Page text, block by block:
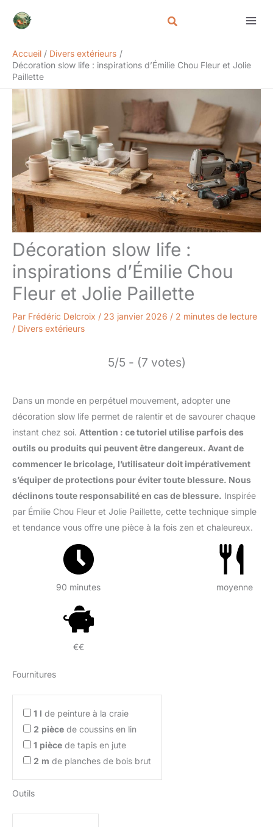
Accueil
Divers extérieurs
Décoration slow life : inspirations d’Émilie Chou Fleur et Jolie
Paillette
Décoration slow life :
inspirations d’Émilie Chou
Fleur et Jolie Paillette
Par Frédéric Delcroix / 23 janvier 2026 / 2 minutes de lecture
/ Divers extérieurs
5/5 - (7 votes)
Dans un monde en perpétuel mouvement, adopter une
décoration slow life permet de ralentir et de savourer chaque
instant chez soi. Attention : ce tutoriel utilise parfois des
outils ou produits qui peuvent être dangereux. Avant de
commencer le bricolage, l’utilisateur doit impérativement
s’équiper de protections pour éviter toute blessure. Nous
déclinons toute responsabilité en cas de blessure. Inspirée
par Émilie Chou Fleur et Jolie Paillette, cette technique simple
et tendance vous offre une pièce à la fois zen et chaleureux.
90 minutes moyenne
€€
Fournitures
1 l de peinture à la craie
2 pièce de coussins en lin
1 pièce de tapis en jute
2 m de planches de bois brut
Outils